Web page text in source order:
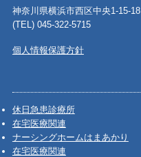
神奈川県横浜市西区中央1-15-18
(TEL) 045-322-5715
個人情報保護方針
休日急患診療所
在宅医療関連
ナーシングホームはまあかり
在宅医療関連